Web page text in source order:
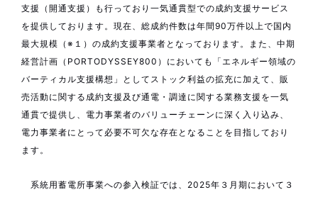
支援（開通支援）も行っており一気通貫型での成約支援サービス
を提供しております。現在、総成約件数は年間90万件以上で国内
最大規模（※１）の成約支援事業者となっております。また、中期
経営計画（PORTODYSSEY800）においても「エネルギー領域の
バーティカル支援構想」としてストック利益の拡充に加えて、販
売活動に関する成約支援及び通電・調達に関する業務支援を一気
通貫で提供し、電力事業者のバリューチェーンに深く入り込み、
電力事業者にとって必要不可欠な存在となることを目指しており
ます。
系統用蓄電所事業への参入検証では、2025年３月期において３